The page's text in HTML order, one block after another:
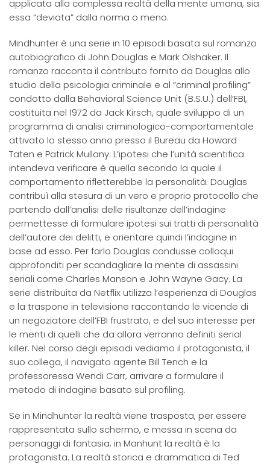
applicata alla complessa realtà della mente umana, sia
essa “deviata” dalla norma o meno.
Mindhunter è una serie in 10 episodi basata sul romanzo
autobiografico di John Douglas e Mark Olshaker. Il
romanzo racconta il contributo fornito da Douglas allo
studio della psicologia criminale e al “criminal profiling”
condotto dalla Behavioral Science Unit (B.S.U.) dell’FBI,
costituita nel 1972 da Jack Kirsch, quale sviluppo di un
programma di analisi criminologico-comportamentale
attivato lo stesso anno presso il Bureau da Howard
Taten e Patrick Mullany. L’ipotesi che l’unità scientifica
intendeva verificare è quella secondo la quale il
comportamento rifletterebbe la personalità. Douglas
contribuì alla stesura di un vero e proprio protocollo che
partendo dall’analisi delle risultanze dell’indagine
permettesse di formulare ipotesi sui tratti di personalità
dell’autore dei delitti, e orientare quindi l’indagine in
base ad esso. Per farlo Douglas condusse colloqui
approfonditi per scandagliare la mente di assassini
seriali come Charles Manson e John Wayne Gacy. La
serie distribuita da Netflix utilizza l’esperienza di Douglas
e la traspone in televisione raccontando le vicende di
un negoziatore dell’FBI frustrato, e del suo interesse per
le menti di quelli che da allora verranno definiti serial
killer. Nel corso degli episodi vediamo il protagonista, il
suo collega, il navigato agente Bill Tench e la
professoressa Wendi Carr, arrivare a formulare il
metodo di indagine basato sul profiling.
Se in Mindhunter la realtà viene trasposta, per essere
rappresentata sullo schermo, e messa in scena da
personaggi di fantasia; in Manhunt la realtà è la
protagonista. La realtà storica e drammatica di Ted